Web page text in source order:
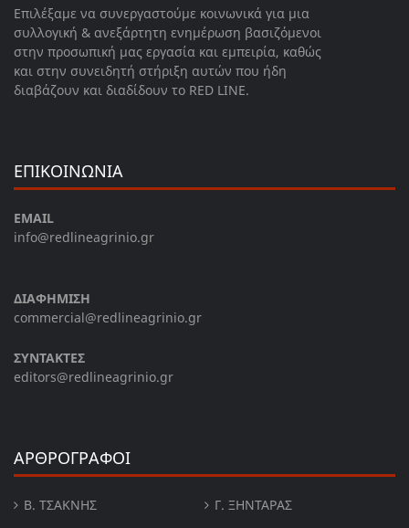
Επιλέξαμε να συνεργαστούμε κοινωνικά για μια
συλλογική & ανεξάρτητη ενημέρωση βασιζόμενοι
στην προσωπική μας εργασία και εμπειρία, καθώς
και στην συνειδητή στήριξη αυτών που ήδη
διαβάζουν και διαδίδουν το RED LINE.
ΕΠΙΚΟΙΝΩΝΙΑ
EMAIL
info@redlineagrinio.gr
ΔΙΑΦΗΜΙΣΗ
commercial@redlineagrinio.gr
ΣΥΝΤΑΚΤΕΣ
editors@redlineagrinio.gr
ΑΡΘΡΟΓΡΑΦΟΙ
Β. ΤΣΆΚΝΗΣ
Γ. ΞΗΝΤΆΡΑΣ